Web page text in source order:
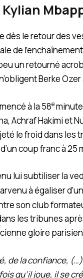
dès le retour des
de
un retourné
Berke
à la 58e
Achraf Hakimi et
le froid dans les
coup franc à 25
lui subtiliser la
à égaliser
son club
les tribunes
gloire
de la confiance,
qu’il joue, il se